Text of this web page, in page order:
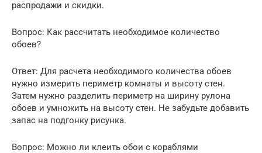
распродажи и скидки.
Вопрос: Как рассчитать необходимое количество
обоев?
Ответ: Для расчета необходимого количества обоев
нужно измерить периметр комнаты и высоту стен.
Затем нужно разделить периметр на ширину рулона
обоев и умножить на высоту стен. Не забудьте добавить
запас на подгонку рисунка.
Вопрос: Можно ли клеить обои с кораблями